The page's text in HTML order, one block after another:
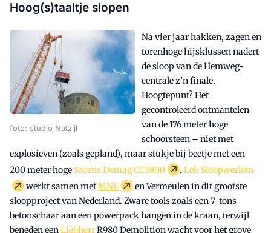
Hoog(s)taaltje slopen
foto: studio Natzijl
Na vier jaar hakken, zagen en
torenhoge hijsklussen nadert
de sloop van de Hemweg-
centrale z’n finale.
Hoogtepunt? Het
gecontroleerd ontmantelen
van de 176 meter hoge
schoorsteen – niet met
explosieven (zoals gepland), maar stukje bij beetje met een
200 meter hoge Sarens Demag CC3800 . Lek Sloopwerken
werkt samen metMNE
en Vermeulen in dit grootste
sloopproject van Nederland. Zware tools zoals een 7-tons
betonschaar aan een powerpack hangen in de kraan, terwijl
beneden eenLiebherrR980 Demolition wacht voor het grove